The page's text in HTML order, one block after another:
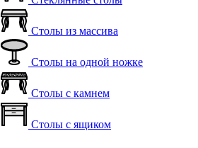
Столы из массива
Столы на одной ножке
Столы с камнем
Столы с ящиком